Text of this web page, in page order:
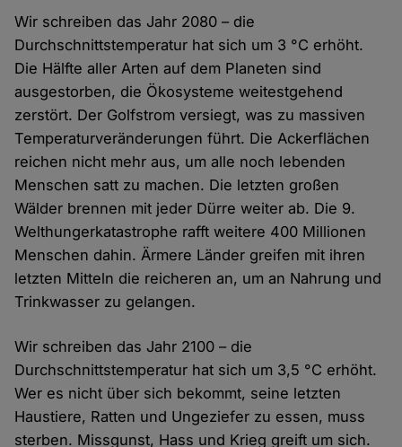
Wir schreiben das Jahr 2080 – die
Durchschnittstemperatur hat sich um 3 °C erhöht.
Die Hälfte aller Arten auf dem Planeten sind
ausgestorben, die Ökosysteme weitestgehend
zerstört. Der Golfstrom versiegt, was zu massiven
Temperaturveränderungen führt. Die Ackerflächen
reichen nicht mehr aus, um alle noch lebenden
Menschen satt zu machen. Die letzten großen
Wälder brennen mit jeder Dürre weiter ab. Die 9.
Welthungerkatastrophe rafft weitere 400 Millionen
Menschen dahin. Ärmere Länder greifen mit ihren
letzten Mitteln die reicheren an, um an Nahrung und
Trinkwasser zu gelangen.
Wir schreiben das Jahr 2100 – die
Durchschnittstemperatur hat sich um 3,5 °C erhöht.
Wer es nicht über sich bekommt, seine letzten
Haustiere, Ratten und Ungeziefer zu essen, muss
sterben. Missgunst, Hass und Krieg greift um sich.